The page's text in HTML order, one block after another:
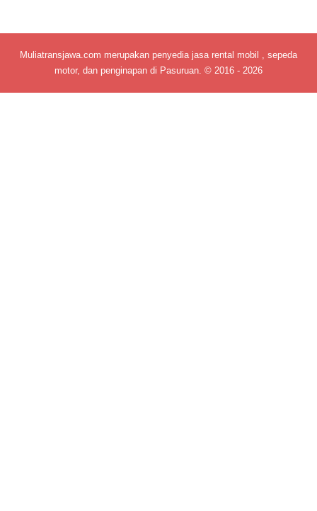
Muliatransjawa.com merupakan penyedia jasa rental mobil , sepeda
motor, dan penginapan di Pasuruan. © 2016 - 2026